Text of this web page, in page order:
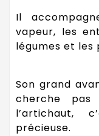
Il
vapeur, les
légumes et les
Son grand
cherche
l’artichaut,
précieuse.